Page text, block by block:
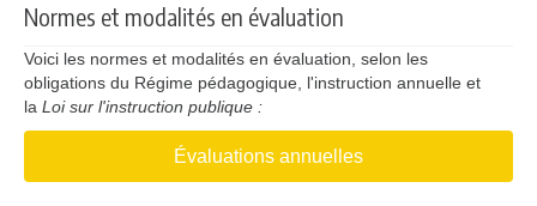
Normes et modalités en évaluation
Voici les normes et modalités en évaluation, selon les
obligations du Régime pédagogique, l'instruction annuelle et
la Loi sur l'instruction publique :
Évaluations annuelles